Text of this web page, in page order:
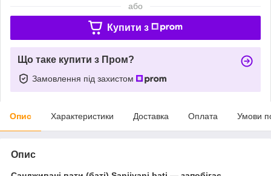
або
Купити з
Що таке купити з Пром?
Замовлення під захистом
Опис Характеристики Доставка Оплата Умови
Опис